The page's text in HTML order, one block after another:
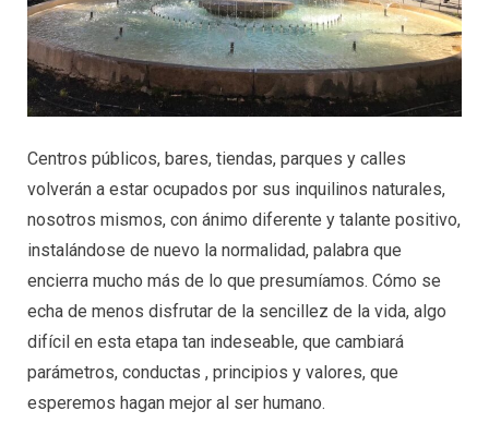
Centros públicos, bares, tiendas, parques y calles
volverán a estar ocupados por sus inquilinos naturales,
nosotros mismos, con ánimo diferente y talante positivo,
instalándose de nuevo la normalidad, palabra que
encierra mucho más de lo que presumíamos. Cómo se
echa de menos disfrutar de la sencillez de la vida, algo
difícil en esta etapa tan indeseable, que cambiará
parámetros, conductas , principios y valores, que
esperemos hagan mejor al ser humano.